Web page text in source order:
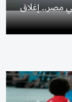
مصر.. إغلاق